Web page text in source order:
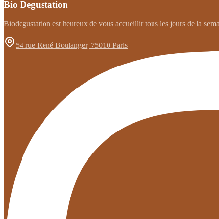
Bio Degustation
Biodegustation est heureux de vous accueillir tous les jours de la
54 rue René Boulanger, 75010 Paris